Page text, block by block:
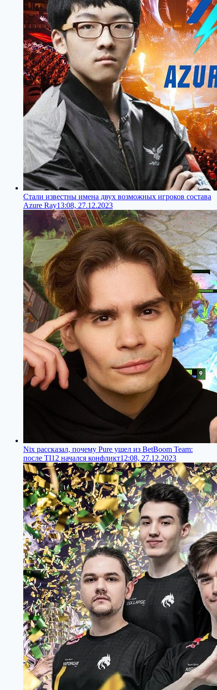
Стали известны имена двух возможных игроков состава
Azure Ray13:08, 27.12.2023
Nix рассказал, почему Pure ушел из BetBoom Team:
после TI12 начался конфликт12:08, 27.12.2023